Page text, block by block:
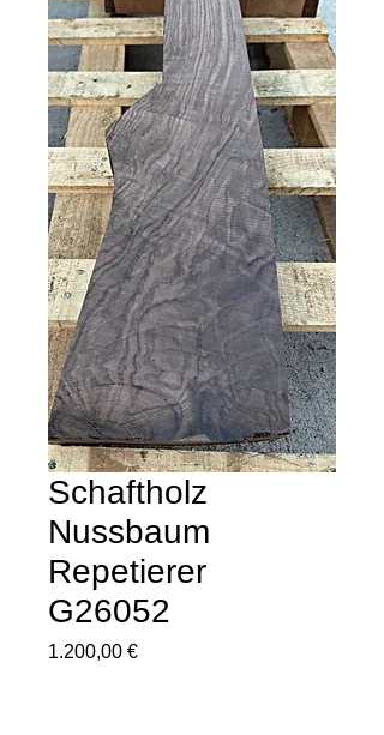
Schaftholz
Nussbaum
Repetierer
G26052
1.200,00 €Preis